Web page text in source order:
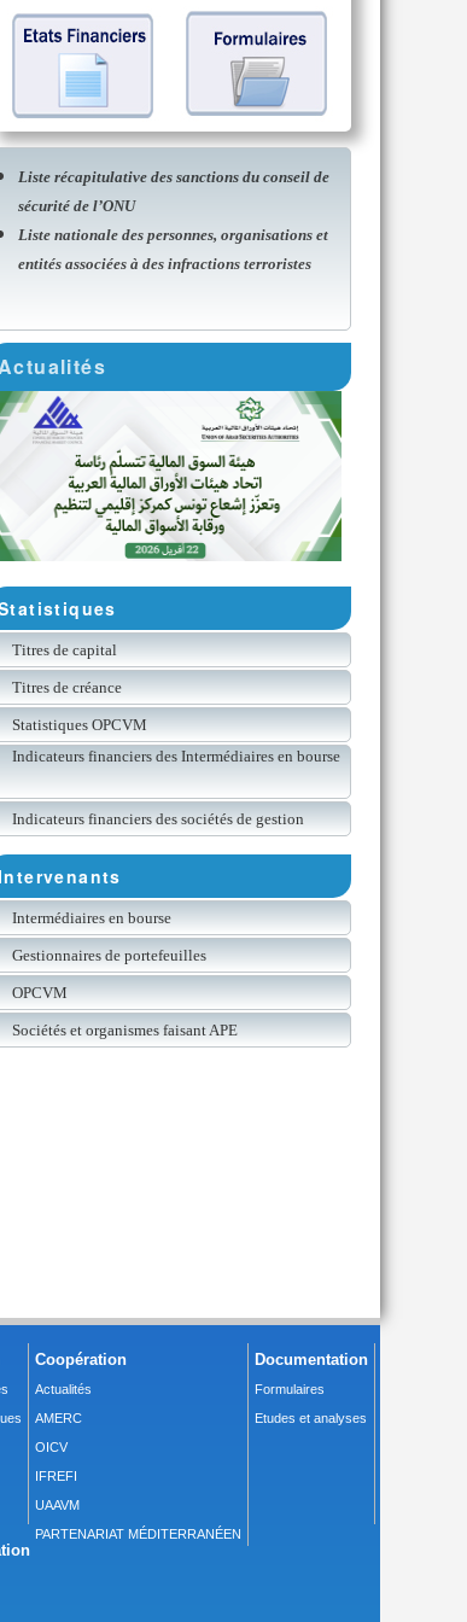
Liste récapitulative des sanctions du conseil de
sécurité de l’ONU
Liste nationale des personnes, organisations et
entités associées à des infractions terroristes
Actualités
Titres de capital
Titres de créance
Statistiques OPCVM
Indicateurs financiers des Intermédiaires en bourse
Indicateurs financiers des sociétés de gestion
Intermédiaires en bourse
Gestionnaires de portefeuilles
OPCVM
Sociétés et organismes faisant APE
Coopération
Actualités
AMERC
OICV
IFREFI
UAAVM
PARTENARIAT MÉDITERRANÉEN
Documentation
Formulaires
Etudes et analyses